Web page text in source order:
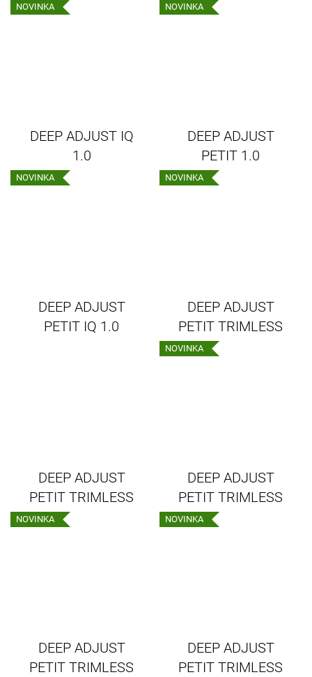
NOVINKA
DEEP ADJUST IQ
1.0
NOVINKA
DEEP ADJUST
PETIT 1.0
NOVINKA
DEEP ADJUST
PETIT IQ 1.0
NOVINKA
DEEP ADJUST
PETIT TRIMLESS
DEEP ADJUST
PETIT TRIMLESS
CEILING REC 1.0
NOVINKA
DEEP ADJUST
PETIT TRIMLESS
CEILING REC 1.0
NOVINKA
DEEP ADJUST
PETIT TRIMLESS
NOVINKA
DEEP ADJUST
PETIT TRIMLESS